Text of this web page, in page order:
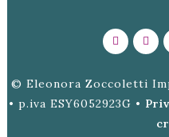
© Eleonora Zoccoletti
• p.iva ESY6052923G •